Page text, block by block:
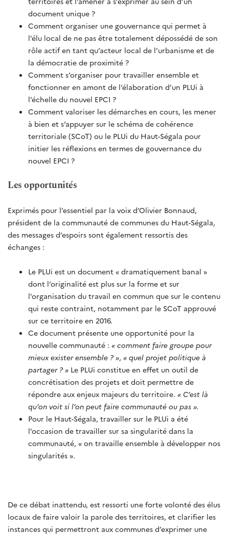
document unique ?
Comment organiser une gouvernance qui permet à
l’élu local de ne pas être totalement dépossédé de son
rôle actif en tant qu’acteur local de l’urbanisme et de
la démocratie de proximité ?
Comment s’organiser pour travailler ensemble et
fonctionner en amont de l’élaboration d’un PLUi à
l’échelle du nouvel EPCI ?
Comment valoriser les démarches en cours, les mener
à bien et s’appuyer sur le schéma de cohérence
territoriale (SCoT) ou le PLUi du Haut-Ségala pour
initier les réflexions en termes de gouvernance du
nouvel EPCI ?
Les opportunités
Exprimés pour l’essentiel par la voix d’Olivier Bonnaud,
président de la communauté de communes du Haut-Ségala,
des messages d’espoirs sont également ressortis des
échanges :
Le PLUi est un document « dramatiquement banal »
dont l’originalité est plus sur la forme et sur
l’organisation du travail en commun que sur le contenu
qui reste contraint, notamment par le SCoT approuvé
sur ce territoire en 2016.
Ce document présente une opportunité pour la
nouvelle communauté : « comment faire groupe pour
mieux exister ensemble ? », « quel projet politique à
partager ? » Le PLUi constitue en effet un outil de
concrétisation des projets et doit permettre de
répondre aux enjeux majeurs du territoire. « C’est là
qu’on voit si l’on peut faire communauté ou pas ».
Pour le Haut-Ségala, travailler sur le PLUi a été
l’occasion de travailler sur sa singularité dans la
communauté, « on travaille ensemble à développer nos
singularités ».
De ce débat inattendu, est ressorti une forte volonté des élus
locaux de faire valoir la parole des territoires, et clarifier les
instances qui permettront aux communes d’exprimer une